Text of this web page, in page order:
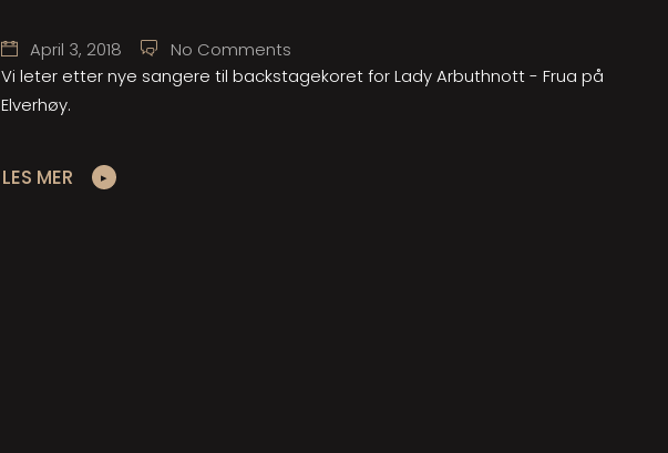
April 3, 2018
No Comments
Vi leter etter nye sangere til backstagekoret for Lady Arbuthnott - Frua på
Elverhøy.
LES MER